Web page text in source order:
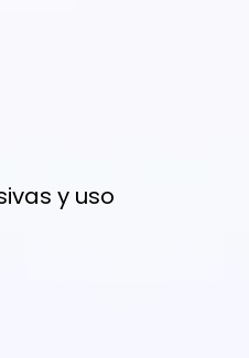
y uso